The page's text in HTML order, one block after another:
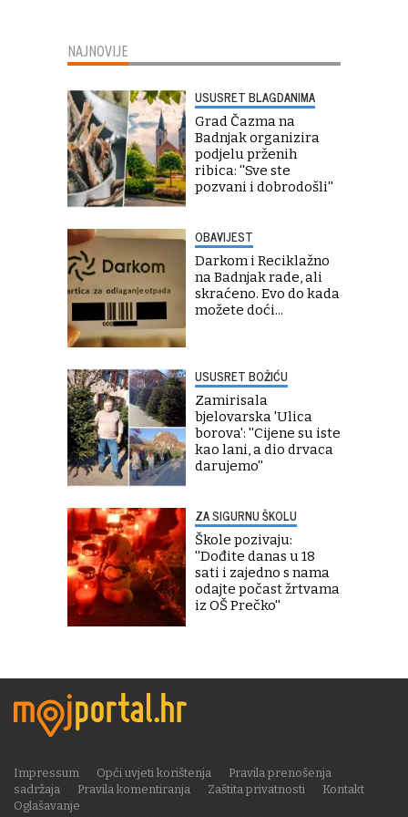
NAJNOVIJE
USUSRET BLAGDANIMA
Grad Čazma na
Badnjak organizira
podjelu prženih
ribica: ''Sve ste
pozvani i dobrodošli''
OBAVIJEST
Darkom i Reciklažno
na Badnjak rade, ali
skraćeno. Evo do kada
možete doći...
USUSRET BOŽIĆU
Zamirisala
bjelovarska 'Ulica
borova': ''Cijene su iste
kao lani, a dio drvaca
darujemo''
ZA SIGURNU ŠKOLU
Škole pozivaju:
''Dođite danas u 18
sati i zajedno s nama
odajte počast žrtvama
iz OŠ Prečko''
Impressum Opći uvjeti korištenja
Pravila prenošenja
sadržaja
Pravila komentiranja Zaštita privatnosti
Kontakt
Oglašavanje